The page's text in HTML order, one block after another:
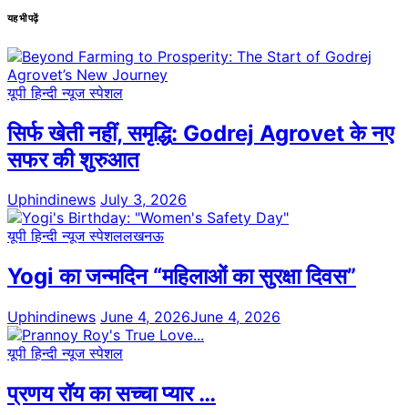
यह भी पढ़ें
यूपी हिन्दी न्यूज स्पेशल
सिर्फ खेती नहीं, समृद्धि: Godrej Agrovet के नए
सफर की शुरुआत
Uphindinews July 3, 2026
यूपी हिन्दी न्यूज स्पेशललखनऊ
Yogi का जन्मदिन “महिलाओं का सुरक्षा दिवस”
Uphindinews June 4, 2026June 4, 2026
यूपी हिन्दी न्यूज स्पेशल
प्रणय रॉय का सच्चा प्यार …